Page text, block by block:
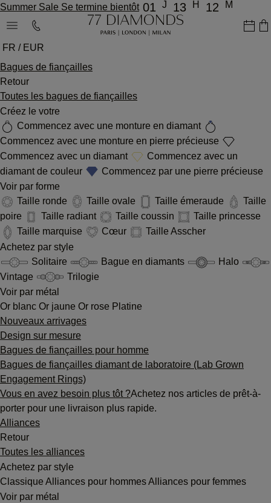
Summer Sale Se termine bientôt 01 J 13 H 12 M
FR / EUR
Bagues de fiançailles
Retour
Toutes les bagues de fiançailles
Créez le votre
Commencez avec une monture en diamant
Commencez avec une monture en pierre précieuse
Commencez avec un diamant
Commencez avec un
diamant de couleur
Commencez par une pierre précieuse
Voir par forme
Taille ronde
Taille ovale Taille émeraude
Taille
poire
Taille radiant Taille coussin
Taille princesse
Taille marquise
Cœur
Taille Asscher
Achetez par style
Solitaire
Bague en diamants
Halo
Vintage
Trilogie
Voir par métal
Or blanc Or jaune Or rose Platine
Nouveaux arrivages
Design sur mesure
Bagues de fiançailles pour homme
Bagues de fiançailles diamant de laboratoire (Lab Grown
Engagement Rings)
Vous en avez besoin plus tôt ?Achetez nos articles de prêt-à-
porter pour une livraison plus rapide.
Alliances
Retour
Toutes les alliances
Achetez par style
Classique Alliances pour hommesAlliances pour femmes
Voir par métal